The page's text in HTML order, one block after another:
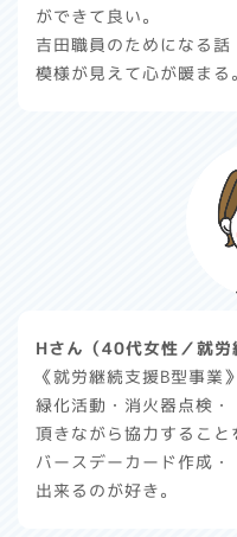
ができて良い。
吉田職員のためになる話
模様が見えて心が暖まる。
Hさん（40代女性／就労
《就労継続支援B型事業》
緑化活動・消火器点検・
頂きながら協力すること
バースデーカード作成・
出来るのが好き。